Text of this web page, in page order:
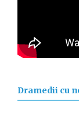
Dramedii cu